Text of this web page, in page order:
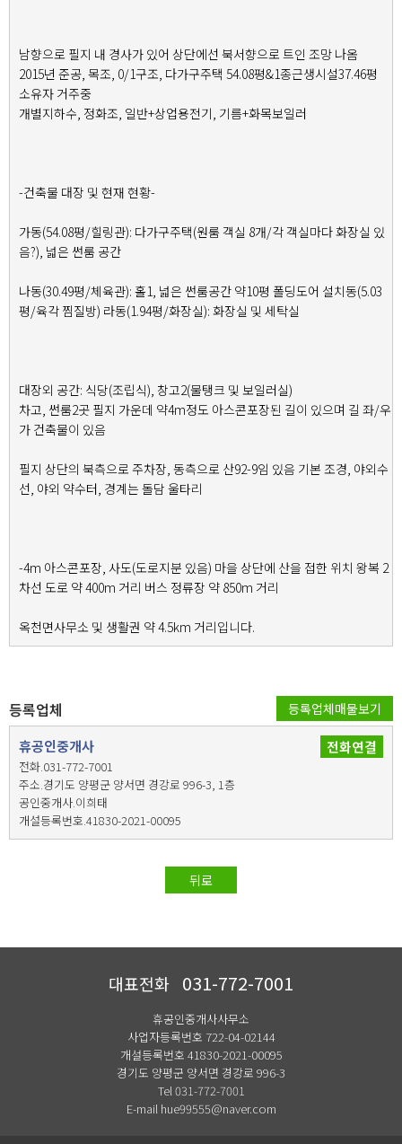
남향으로 필지 내 경사가 있어 상단에선 북서향으로 트인 조망 나옴
2015년 준공, 목조, 0/1구조, 다가구주택 54.08평&1종근생시설37.46평
소유자 거주중
개별지하수, 정화조, 일반+상업용전기, 기름+화목보일러
-건축물 대장 및 현재 현황-
가동(54.08평/힐링관): 다가구주택(원룸 객실 8개/각 객실마다 화장실 있
음?), 넓은 썬룸 공간
나동(30.49평/체육관): 홀1, 넓은 썬룸공간 약10평 폴딩도어 설치동(5.03
평/육각 찜질방) 라동(1.94평/화장실): 화장실 및 세탁실
대장외 공간: 식당(조립식), 창고2(물탱크 및 보일러실)
차고, 썬룸2곳 필지 가운데 약4m정도 아스콘포장된 길이 있으며 길 좌/우
가 건축물이 있음
필지 상단의 북측으로 주차장, 동측으로 산92-9임 있음 기본 조경, 야외수
선, 야외 약수터, 경계는 돌담 울타리
-4m 아스콘포장, 사도(도로지분 있음) 마을 상단에 산을 접한 위치 왕복 2
차선 도로 약 400m 거리 버스 정류장 약 850m 거리
옥천면사무소 및 생활권 약 4.5km 거리입니다.
등록업체 등록업체매물보기
휴공인중개사 전화연결
전화.031-772-7001
주소.경기도 양평군 양서면 경강로 996-3, 1층
공인중개사.이희태
개설등록번호.41830-2021-00095
뒤로
대표전화 031-772-7001
휴공인중개사사무소
사업자등록번호 722-04-02144
개설등록번호 41830-2021-00095
경기도 양평군 양서면 경강로 996-3
Tel 031-772-7001
E-mail hue99555@naver.com